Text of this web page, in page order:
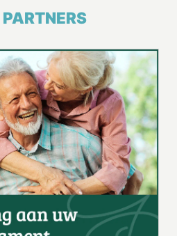
PARTNERS